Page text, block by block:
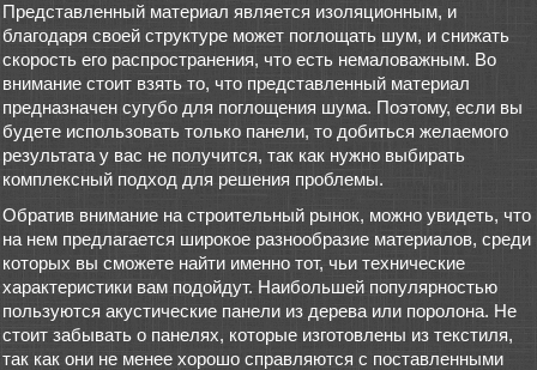
Представленный материал является изоляционным, и
благодаря своей структуре может поглощать шум, и снижать
скорость его распространения, что есть немаловажным. Во
внимание стоит взять то, что представленный материал
предназначен сугубо для поглощения шума. Поэтому, если вы
будете использовать только панели, то добиться желаемого
результата у вас не получится, так как нужно выбирать
комплексный подход для решения проблемы.
Обратив внимание на строительный рынок, можно увидеть, что
на нем предлагается широкое разнообразие материалов, среди
которых вы сможете найти именно тот, чьи технические
характеристики вам подойдут. Наибольшей популярностью
пользуются акустические панели из дерева или поролона. Не
стоит забывать о панелях, которые изготовлены из текстиля,
так как они не менее хорошо справляются с поставленными